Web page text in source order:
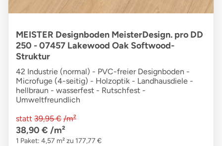
MEISTER Designboden MeisterDesign. pro DD
250 - 07457 Lakewood Oak Softwood-
Struktur
42 Industrie (normal) - PVC-freier Designboden -
Microfuge (4-seitig) - Holzoptik - Landhausdiele -
hellbraun - wasserfest - Rutschfest -
Umweltfreundlich
statt 39,95 € /m²
38,90 € /m²
1 Paket: 4,57 m² zu 177,77 €